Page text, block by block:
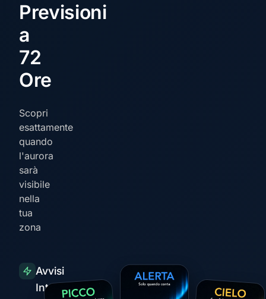
Previsioni
a
72
Ore
Scopri
esattamente
quando
l'aurora
sarà
visibile
nella
tua
zona
Avvisi
Intelligenti